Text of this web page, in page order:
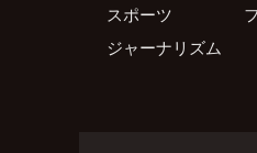
スポーツ
ジャーナリズム